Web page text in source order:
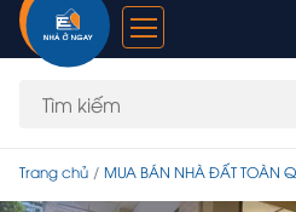
Trang chủ MUA BÁN NHÀ ĐẤT TOÀN